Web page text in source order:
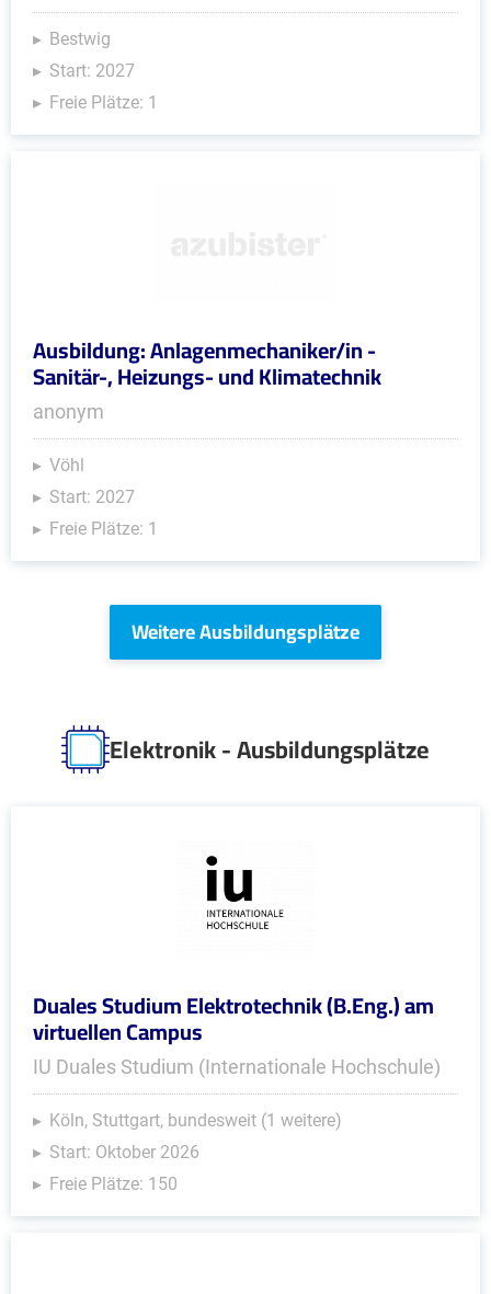
Bestwig
Start: 2027
Freie Plätze: 1
Ausbildung: Anlagenmechaniker/in -
Sanitär-, Heizungs- und Klimatechnik
anonym
Vöhl
Start: 2027
Freie Plätze: 1
Weitere Ausbildungsplätze
Elektronik - Ausbildungsplätze
Duales Studium Elektrotechnik (B.Eng.) am
virtuellen Campus
IU Duales Studium (Internationale Hochschule)
Köln, Stuttgart, bundesweit (1 weitere)
Start: Oktober 2026
Freie Plätze: 150